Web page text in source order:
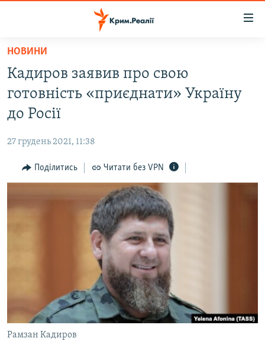
Перейти
основного
матеріалу
Перейти
до
основної
навігації
Перейти
до
ВОДА.КРИМ
ВІДЕО ТА ФОТО
БЛОГИ
ПОГЛЯД
ВСЕ ЗА ДЕНЬ
ВІДЕОУРОКИ «ELIFBE»
СВІДЧЕННЯ ОКУПАЦІЇ
УКРАЇНСЬКА ПРОБЛЕМА КРИМУ
ІНФОГРАФІКА
ЯК ОБІЙТИ БЛОКУВАННЯ
Qırımtatar
ДОЛУЧАЙСЯ!
НОВИНИ
Кадиров заявив про свою
готовність «приєднати» Україну
до Росії
27 грудень 2021, 11:38
Поділитись Читати без VPN
Рамзан Кадиров